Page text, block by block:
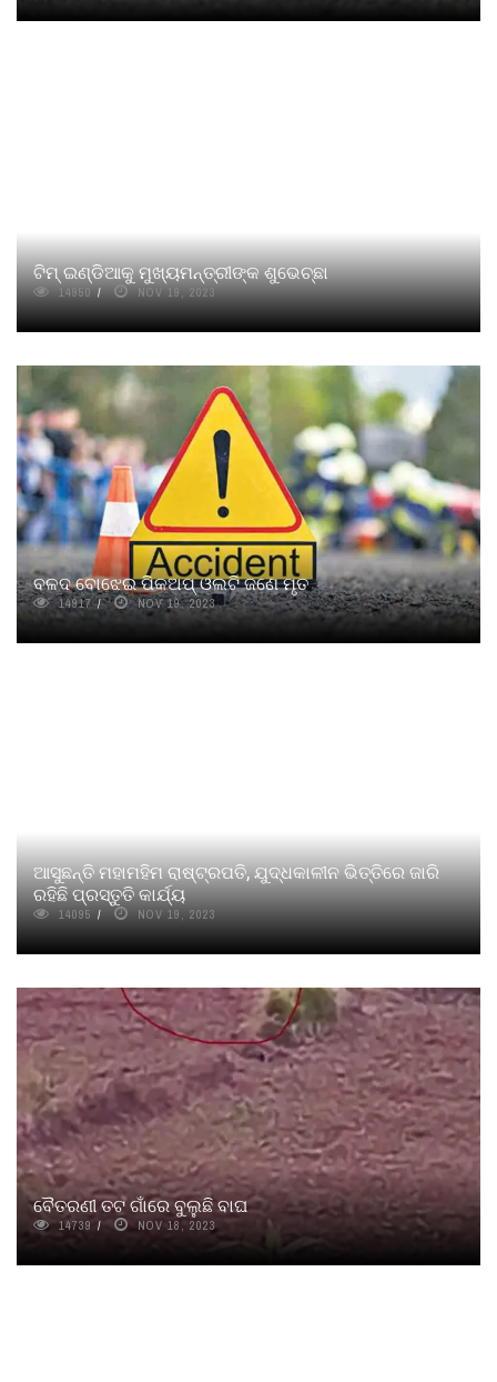
ଟିମ୍‌ ଇଣ୍ଡିଆକୁ ମୁଖ୍ୟମନ୍ତ୍ରୀଙ୍କ ଶୁଭେଚ୍ଛା
14950 NOV 19, 2023
ବଳଦ ବୋଝେଇ ପିକଅପ୍ ଓଲଟି ଜଣେ ମୃତ
14917 NOV 19, 2023
ଆସୁଛନ୍ତି ମହାମହିମ ରାଷ୍ଟ୍ରପତି, ଯୁଦ୍ଧକାଳୀନ ଭିତ୍ତିରେ ଜାରି
ରହିଛି ପ୍ରସ୍ତୁତି କାର୍ଯ୍ୟ
14095 NOV 19, 2023
ବୈତରଣୀ ତଟ ଗାଁରେ ବୁଲୁଛି ବାଘ
14739 NOV 18, 2023